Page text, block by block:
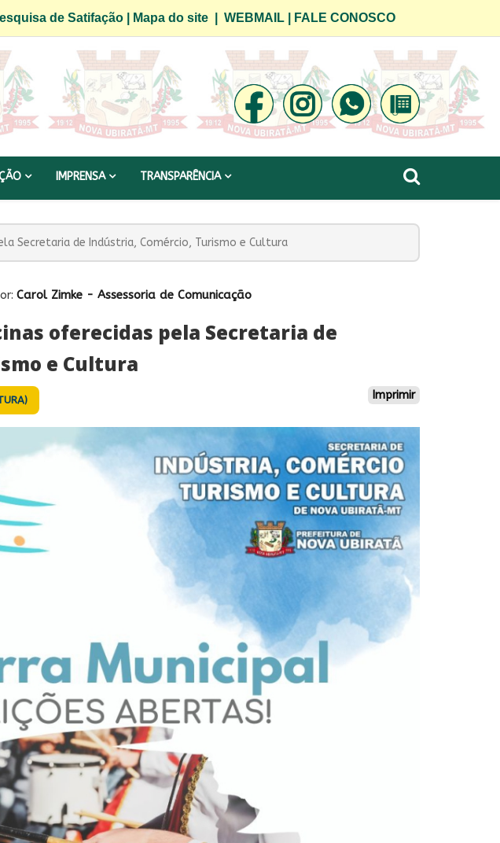
de Satifação| Mapa do site| WEBMAIL| FALE CONOSCO
IMPRENSA TRANSPARÊNCIA
Secretaria de Indústria, Comércio, Turismo e Cultura
Carol Zimke - Assessoria de Comunicação
oferecidas pela Secretaria de
e Cultura
Imprimir